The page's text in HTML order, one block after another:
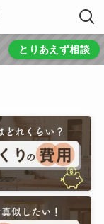
とりあえず相談